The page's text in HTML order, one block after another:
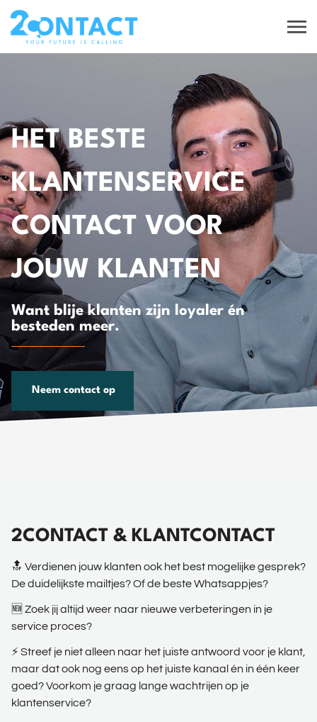
HET BESTE
KLANTENSERVICE
CONTACT VOOR
JOUW KLANTEN
Want blije klanten zijn loyaler én
besteden meer.
Neem contact op
2CONTACT & KLANTCONTACT
🔝 Verdienen jouw klanten ook het best mogelijke gesprek?
De duidelijkste mailtjes? Of de beste Whatsappjes?
🆕 Zoek jij altijd weer naar nieuwe verbeteringen in je
service proces?
⚡ Streef je niet alleen naar het juiste antwoord voor je klant,
maar dat ook nog eens op het juiste kanaal én in één keer
goed? Voorkom je graag lange wachtrijen op je
klantenservice?